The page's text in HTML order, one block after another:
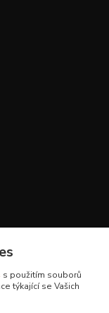
s použitím souborů
týkající se Vašich